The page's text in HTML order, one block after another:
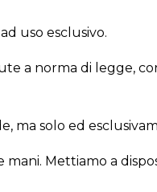
uso esclusivo.
a norma di legge,
ma solo ed
mani. Mettiamo a